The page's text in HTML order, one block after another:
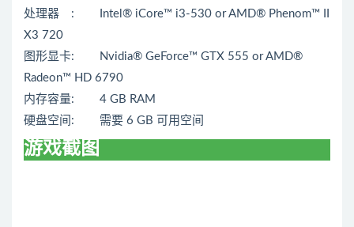
处理器 : Intel® iCore™ i3-530 or AMD® Phenom™ II
X3 720
图形显卡: Nvidia® GeForce™ GTX 555 or AMD®
Radeon™ HD 6790
内存容量: 4 GB RAM
硬盘空间: 需要 6 GB 可用空间
游戏截图